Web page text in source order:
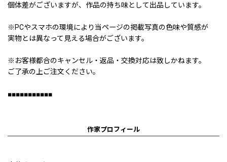
個体差がございますが、作品の持ち味として出品しています。
※PCやスマホの環境により当ページの掲載写真の色味や質感が
実物とは異なって見える場合がございます。
※お客様都合のキャンセル・返品・交換対応は致しかねます。
ご了承の上ご注文ください。
■■■■■■■■■■■
作家プロフィール